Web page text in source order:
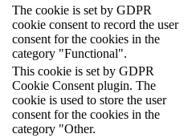
The cookie is set by GDPR
cookie consent to record the user
consent for the cookies in the
category "Functional".
This cookie is set by GDPR
Cookie Consent plugin. The
cookie is used to store the user
consent for the cookies in the
category "Other.